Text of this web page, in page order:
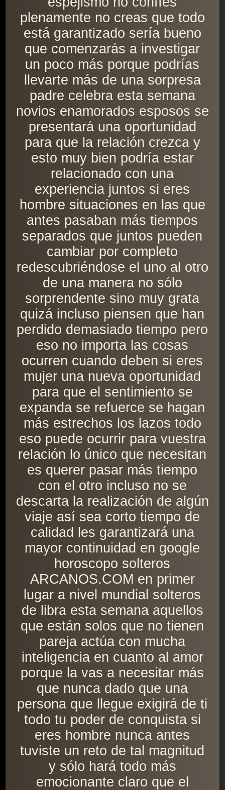
plenamente no creas que todo
está garantizado sería bueno
que comenzarás a investigar
un poco más porque podrías
llevarte más de una sorpresa
padre celebra esta semana
novios enamorados esposos se
presentará una oportunidad
para que la relación crezca y
esto muy bien podría estar
relacionado con una
experiencia juntos si eres
hombre situaciones en las que
antes pasaban más tiempos
separados que juntos pueden
cambiar por completo
redescubriéndose el uno al otro
de una manera no sólo
sorprendente sino muy grata
quizá incluso piensen que han
perdido demasiado tiempo pero
eso no importa las cosas
ocurren cuando deben si eres
mujer una nueva oportunidad
para que el sentimiento se
expanda se refuerce se hagan
más estrechos los lazos todo
eso puede ocurrir para vuestra
relación lo único que necesitan
es querer pasar más tiempo
con el otro incluso no se
descarta la realización de algún
viaje así sea corto tiempo de
calidad les garantizará una
mayor continuidad en google
horoscopo solteros
ARCANOS.COM en primer
lugar a nivel mundial solteros
de libra esta semana aquellos
que están solos que no tienen
pareja actúa con mucha
inteligencia en cuanto al amor
porque la vas a necesitar más
que nunca dado que una
persona que llegue exigirá de ti
todo tu poder de conquista si
eres hombre nunca antes
tuviste un reto de tal magnitud
y sólo hará todo más
emocionante claro que el